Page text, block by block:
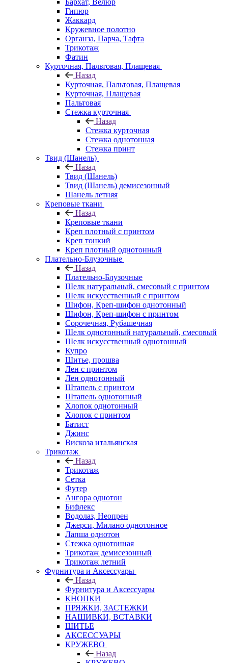
Бархат, Велюр
Гипюр
Жаккард
Кружевное полотно
Органза, Парча, Тафта
Трикотаж
Фатин
Курточная, Пальтовая, Плащевая
Назад
Курточная, Пальтовая, Плащевая
Курточная, Плащевая
Пальтовая
Стежка курточная
Назад
Стежка курточная
Стежка однотонная
Стежка принт
Твид (Шанель)
Назад
Твид (Шанель)
Твид (Шанель) демисезонный
Шанель летняя
Креповые ткани
Назад
Креповые ткани
Креп плотный с принтом
Креп тонкий
Креп плотный однотонный
Плательно-Блузочные
Назад
Плательно-Блузочные
Шелк натуральный, смесовый с принтом
Шелк искусственный с принтом
Шифон, Креп-шифон однотонный
Шифон, Креп-шифон с принтом
Сорочечная, Рубашечная
Шелк однотонный натуральный, смесовый
Шелк искусственный однотонный
Купро
Шитье, прошва
Лен с принтом
Лен однотонный
Штапель с принтом
Штапель однотонный
Хлопок однотонный
Хлопок с принтом
Батист
Джинс
Вискоза итальянская
Трикотаж
Назад
Трикотаж
Сетка
Футер
Ангора однотон
Бифлекс
Водолаз, Неопрен
Джерси, Милано однотонное
Лапша однотон
Стежка однотонная
Трикотаж демисезонный
Трикотаж летний
Фурнитура и Аксессуары
Назад
Фурнитура и Аксессуары
КНОПКИ
ПРЯЖКИ, ЗАСТЕЖКИ
НАШИВКИ, ВСТАВКИ
ШИТЬЕ
АКСЕССУАРЫ
КРУЖЕВО
Назад